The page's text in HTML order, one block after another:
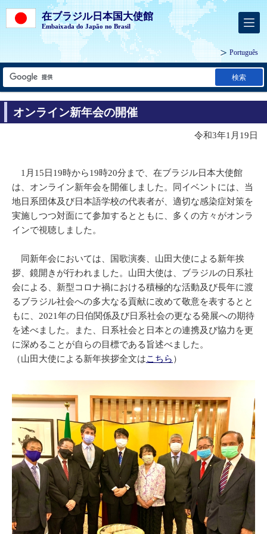
在ブラジル日本国大使館
Embaixada do Japão no Brasil
Português
検索
オンライン新年会の開催
令和3年1月19日
1月15日19時から19時20分まで、在ブラジル日本大使館
は、オンライン新年会を開催しました。同イベントには、当
地日系団体及び日本語学校の代表者が、適切な感染症対策を
実施しつつ対面にて参加するとともに、多くの方々がオンラ
インで視聴しました。
同新年会においては、国歌演奏、山田大使による新年挨
拶、鏡開きが行われました。山田大使は、ブラジルの日系社
会による、新型コロナ禍における積極的な活動及び長年に渡
るブラジル社会への多大なる貢献に改めて敬意を表するとと
もに、2021年の日伯関係及び日系社会の更なる発展への期待
を述べました。また、日系社会と日本との連携及び協力を更
に深めることが自らの目標である旨述べました。
（山田大使による新年挨拶全文はこちら ）